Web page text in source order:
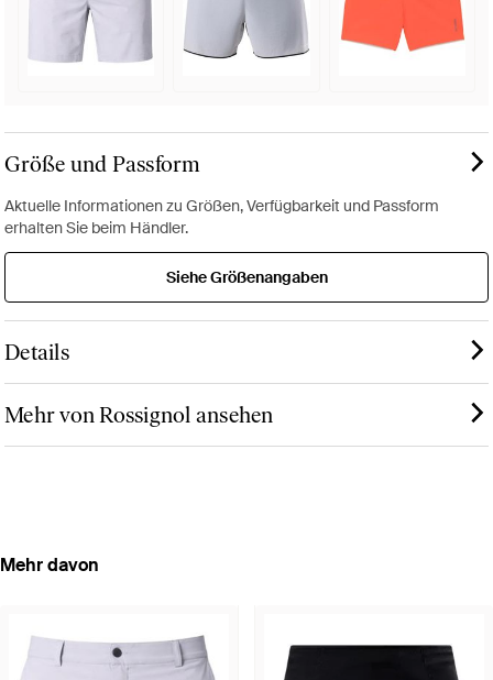
Größe und Passform
Aktuelle Informationen zu Größen, Verfügbarkeit und Passform
erhalten Sie beim Händler.
Siehe Größenangaben
Details
Mehr von Rossignol ansehen
Mehr davon